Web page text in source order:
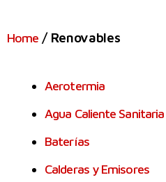
Home / Renovables
Aerotermia
Agua Caliente Sanitaria
Baterías
Calderas y Emisores